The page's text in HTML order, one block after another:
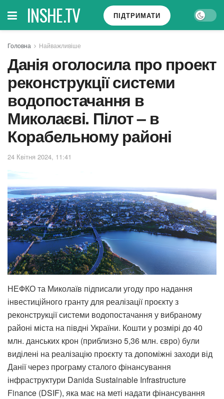
INSHE.TV ПІДТРИМАТИ
Головна Найважливіше
Данія оголосила про проект
реконструкції системи
водопостачання в
Миколаєві. Пілот – в
Корабельному районі
24 Квітня 2024, 11:41
НЕФКО та Миколаїв підписали угоду про надання
інвестиційного гранту для реалізації проєкту з
реконструкції системи водопостачання у вибраному
районі міста на півдні України. Кошти у розмірі до 40
млн. данських крон (приблизно 5,36 млн. євро) були
виділені на реалізацію проєкту та допоміжні заходи від
Данії через програму сталого фінансування
інфраструктури Danida Sustainable Infrastructure
Finance (DSIF), яка має на меті надати фінансування